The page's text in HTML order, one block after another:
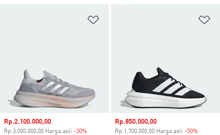
Harga penjualan
Rp.2.100.000,00
Rp.3.000.000,00 Harga asli -30%
Harga penjualan
Rp.850.000,00
Rp.1.700.000,00 Harga asli -50%